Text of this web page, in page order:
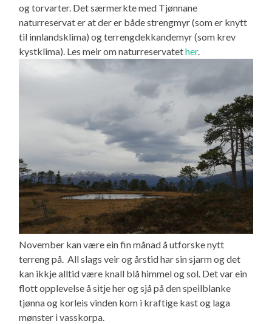
og torvarter. Det særmerkte med Tjønnane
naturreservat er at der er både strengmyr (som er knytt
til innlandsklima) og terrengdekkandemyr (som krev
kystklima). Les meir om naturreservatether.
November kan være ein fin månad å utforske nytt
terreng på. All slags veir og årstid har sin sjarm og det
kan ikkje alltid være knall blå himmel og sol. Det var ein
flott opplevelse å sitje her og sjå på den speilblanke
tjønna og korleis vinden kom i kraftige kast og laga
mønster i vasskorpa.